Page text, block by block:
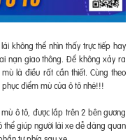
không thể nhìn thấy trực tiếp hay
nạn giao thông. Để không xảy ra
là điều rất cần thiết. Cùng theo
điểm mù của ô tô nhé!!!
ô tô, được lắp trên 2 bên gương
thể giúp người lái xe dễ dàng quan